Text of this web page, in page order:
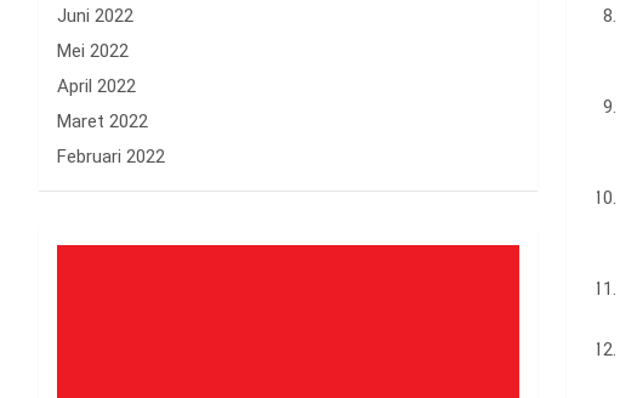
Juni 2022
Mei 2022
April 2022
Maret 2022
Februari 2022